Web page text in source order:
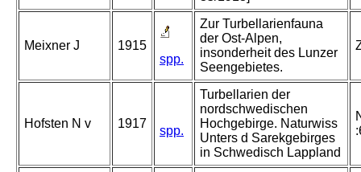
Meixner J
1915
spp.
Zur Turbellarienfauna
der Ost-Alpen,
insonderheit des Lunzer
Seengebietes.
Hofsten N v 1917
spp.
Turbellarien der
nordschwedischen
Hochgebirge. Naturwiss
Unters d Sarekgebirges
in Schwedisch Lappland